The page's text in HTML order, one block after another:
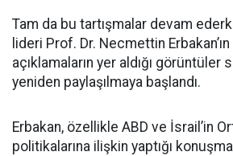
Tam da bu tartışmalar devam
lideri Prof. Dr. Necmettin Erbakan’ın
açıklamaların yer aldığı görüntüler
yeniden paylaşılmaya başlandı.
Erbakan, özellikle ABD ve İsrail’in
politikalarına ilişkin yaptığı